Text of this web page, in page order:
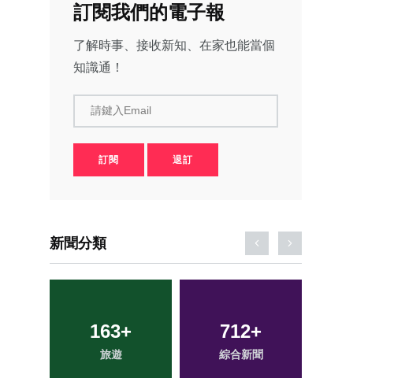
訂閱我們的電子報
了解時事、接收新知、在家也能當個
知識通！
請鍵入Email
訂閱 退訂
新聞分類
47+
頭條
376+
社會